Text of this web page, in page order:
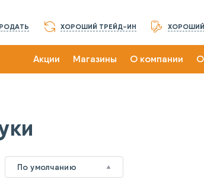
ХОРОШИЙ ТРЕЙД-ИН
Акции Магазины О компании
По умолчанию